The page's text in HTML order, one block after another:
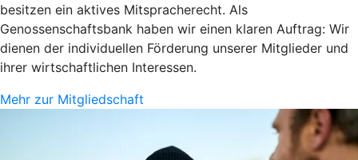
besitzen ein aktives Mitspracherecht. Als
Genossenschaftsbank haben wir einen klaren Auftrag: Wir
dienen der individuellen Förderung unserer Mitglieder und
ihrer wirtschaftlichen Interessen.
Mehr zur Mitgliedschaft